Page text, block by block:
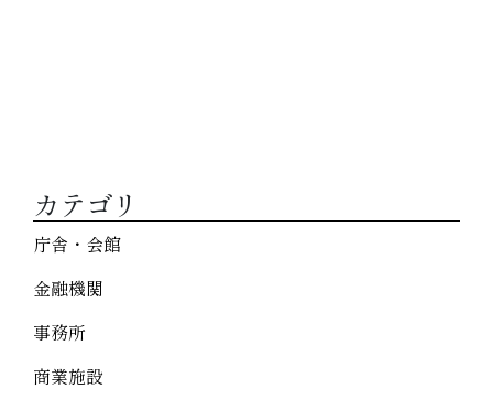
カテゴリ
庁舎・会館
金融機関
事務所
商業施設